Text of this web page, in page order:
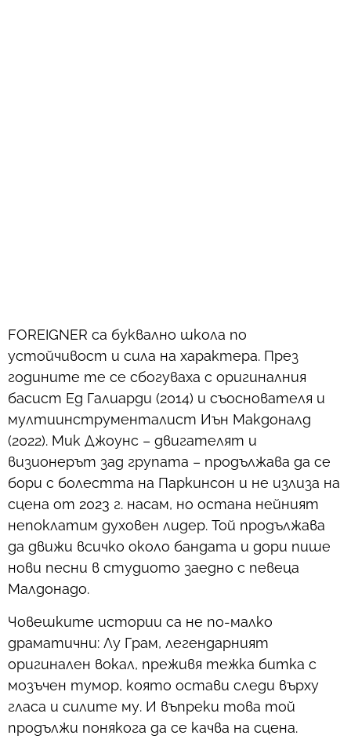
FOREIGNER са буквално школа по
устойчивост и сила на характера. През
годините те се сбогуваха с оригиналния
басист Ед Галиарди (2014) и съоснователя и
мултиинструменталист Иън Макдоналд
(2022). Мик Джоунс – двигателят и
визионерът зад групата – продължава да се
бори с болестта на Паркинсон и не излиза на
сцена от 2023 г. насам, но остана нейният
непоклатим духовен лидер. Той продължава
да движи всичко около бандата и дори пише
нови песни в студиото заедно с певеца
Малдонадо.
Човешките истории са не по-малко
драматични: Лу Грам, легендарният
оригинален вокал, преживя тежка битка с
мозъчен тумор, която остави следи върху
гласа и силите му. И въпреки това той
продължи понякога да се качва на сцена.